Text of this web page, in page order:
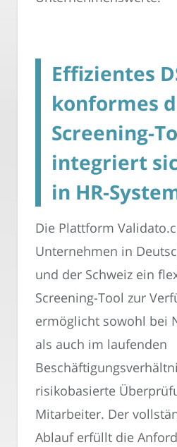
Effizientes
konformes
Screening-
integriert
in HR-
Die Plattform
Unternehmen in
und der Schweiz ein
Screening-Tool zur
ermöglicht sowohl bei
als auch im laufenden
risikobasierte
Mitarbeiter. Der
Ablauf erfüllt die